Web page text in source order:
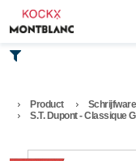
Product
S.T. Dupont - Classique